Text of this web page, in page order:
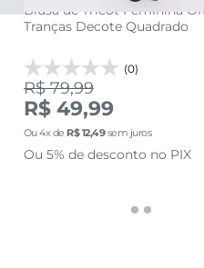
Blusa de Tricot Feminina
Tranças Decote Quadrado
(0)
R$ 79,99
R$ 49,99
Ou4x de R$12,49sem juros
Ou 5% de desconto no PIX